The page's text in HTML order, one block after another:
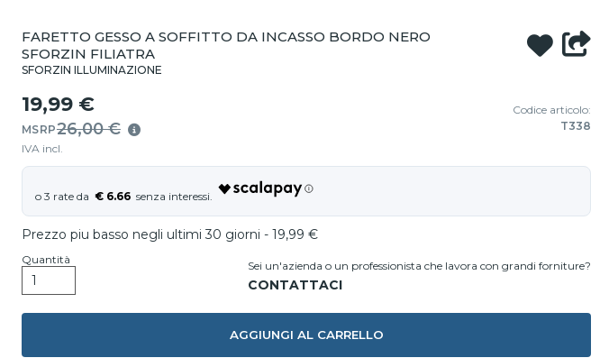
FARETTO GESSO A SOFFITTO DA INCASSO BORDO NERO
SFORZIN FILIATRA
SFORZIN ILLUMINAZIONE
19,99 €
MSRP26,00 €
IVA incl.
Codice articolo:
T338
€ 6.66
Prezzo piu basso negli ultimi 30 giorni - 19,99 €
Quantità Sei un'azienda o un professionista che lavora con grandi forniture?
AGGIUNGI AL CARRELLO